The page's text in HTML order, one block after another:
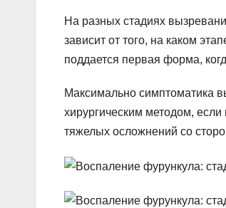
На разных стадиях
зависит от того, на каком
поддается первая форма,
Максимально симптоматика
хирургическим методом,
тяжелых осложнений со